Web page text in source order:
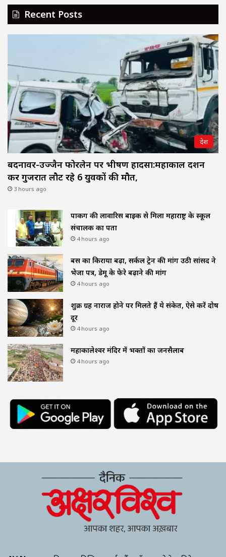
Recent Posts
देश
बदनावर-उज्जैन फोरलेन पर भीषण हादसा:महाकाल दर्शन
कर गुजरात लौट रहे 6 युवकों की मौत,
3 hours ago
पार्किंग की लावारिस बाइक से मिला महाराष्ट्र के स्कूल
संचालक का पता
4 hours ago
बस का किराया बढ़ा, सर्कल ट्रेन की मांग उठी सांसद ने
भेजा पत्र, डेमू के फेरे बढ़ाने की मांग
4 hours ago
शुक्र ग्रह नाराज होने पर मिलते हैं ये संकेत, ऐसे करें दोष
दूर
4 hours ago
महाकालेश्वर मंदिर में भक्तों का जनसैलाब
4 hours ago